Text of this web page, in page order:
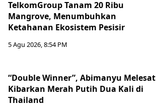
TelkomGroup Tanam 20 Ribu
Mangrove, Menumbuhkan
Ketahanan Ekosistem Pesisir
5 Agu 2026, 8:54 PM
“Double Winner”, Abimanyu Melesat
Kibarkan Merah Putih Dua Kali di
Thailand